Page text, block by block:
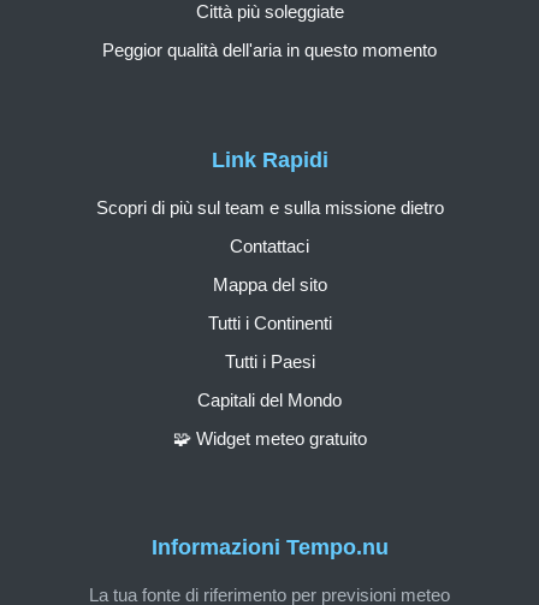
Informazioni Tempo.nu
La tua fonte di riferimento per previsioni meteo
Link Rapidi
Scopri di più sul team e sulla missione dietro
Contattaci
Mappa del sito
Tutti i Continenti
Tutti i Paesi
Capitali del Mondo
🧩 Widget meteo gratuito
Città più soleggiate
Peggior qualità dell'aria in questo momento